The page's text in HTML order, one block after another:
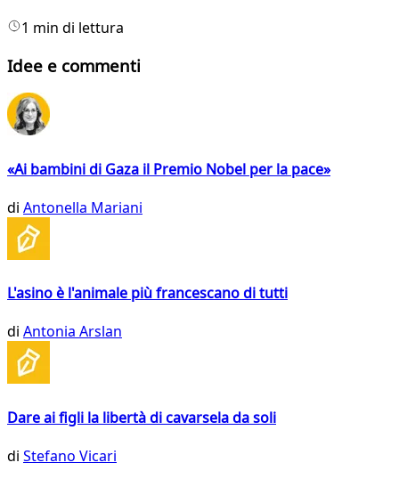
1 min di lettura
Idee e commenti
«Ai bambini di Gaza il Premio Nobel per la pace»
di Antonella Mariani
L'asino è l'animale più francescano di tutti
di Antonia Arslan
Dare ai figli la libertà di cavarsela da soli
di Stefano Vicari